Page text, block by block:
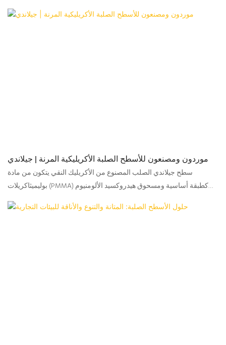
والعرقية. تتوفر خدمات تصنيع المعدات الأصلية (OEM) وتصنيع التصميم
الأصلي (ODM).
موردون ومصنعون للأسطح الصلبة الأكريليكية المرنة | جيلاندي
سطح جيلاندي الصلب المصنوع من الأكريليك النقي يتكون من مادة
بوليميثاكريلات (PMMA) كطبقة أساسية ومسحوق هيدروكسيد الألومنيوم
عالي الجودة. يتميز بخصائص ميكانيكية ممتازة ومقاومة عالية للعوامل